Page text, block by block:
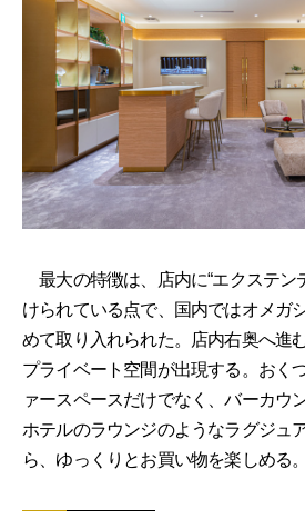
最大の特徴は、店内に“エクステン
けられている点で、国内ではオメガ
めて取り入れられた。店内右奥へ進
プライベート空間が出現する。おく
ァースペースだけでなく、バーカウ
ホテルのラウンジのようなラグジュ
ら、ゆっくりとお買い物を楽しめる。